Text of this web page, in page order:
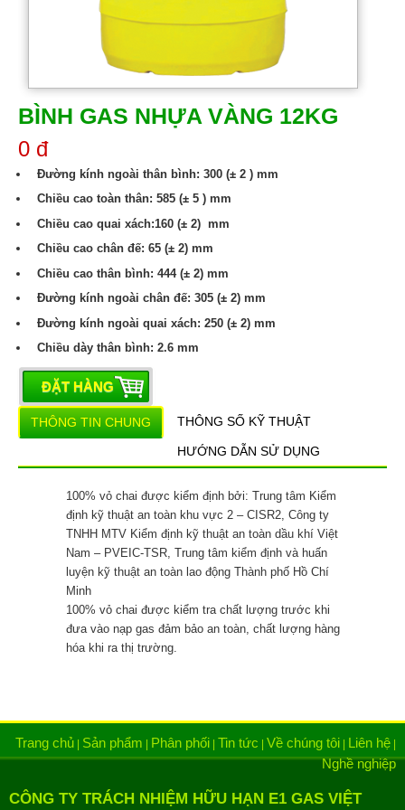
BÌNH GAS NHỰA VÀNG 12KG
0 đ
 Đường kính ngoài thân bình: 300 (± 2 ) mm
 Chiều cao toàn thân: 585 (± 5 ) mm
 Chiều cao quai xách:160 (± 2) mm
 Chiều cao chân đế: 65 (± 2) mm
 Chiều cao thân bình: 444 (± 2) mm
 Đường kính ngoài chân đế: 305 (± 2) mm
 Đường kính ngoài quai xách: 250 (± 2) mm
 Chiều dày thân bình: 2.6 mm
ĐẶT HÀNG
THÔNG TIN CHUNG THÔNG SỐ KỸ THUẬT
HƯỚNG DẪN SỬ DỤNG
100% vỏ chai được kiểm định bởi: Trung tâm Kiểm
định kỹ thuật an toàn khu vực 2 – CISR2, Công ty
TNHH MTV Kiểm định kỹ thuật an toàn dầu khí Việt
Nam – PVEIC-TSR, Trung tâm kiểm định và huấn
luyện kỹ thuật an toàn lao động Thành phố Hồ Chí
Minh
100% vỏ chai được kiểm tra chất lượng trước khi
đưa vào nạp gas đảm bảo an toàn, chất lượng hàng
hóa khi ra thị trường.
Trang chủ Sản phẩm Phân phối Tin tức Về chúng tôi Liên hệ
Nghề nghiệp
CÔNG TY TRÁCH NHIỆM HỮU HẠN E1 GAS VIỆT